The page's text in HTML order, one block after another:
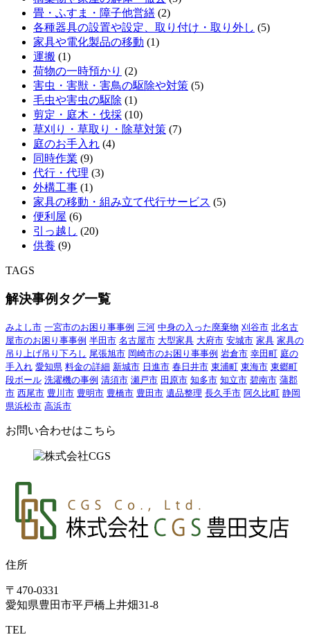
畳・ふすま・障子他営繕 (2)
各種器具の設置や設定、取り付け・取り外し (5)
家具や電化製品の移動 (1)
運搬 (1)
荷物の一時預かり (2)
害虫・害獣・害鳥の駆除や対策 (5)
毛虫や害虫の駆除 (1)
剪定・庭木・伐採 (10)
草刈り・草取り・除草対策 (7)
庭のお手入れ (4)
同時作業 (9)
代行・代理 (3)
外構工事 (1)
家具の移動・組み立て代行サービス (5)
便利屋 (6)
引っ越し (20)
供養 (9)
TAGS
解決事例タグ一覧
みよし市 一宮市のお困り事事例 三河 中身の入った廃棄物 刈谷市 北名古
屋市のお困り事事例 半田市 名古屋市 大型家具 大府市 安城市 家具 家具の
吊り上げ吊り下ろし 尾張旭市 岡崎市のお困り事事例 岩倉市 幸田町 庭の
手入れ 愛知県 料金の詳細 新城市 日進市 春日井市 東浦町 東海市 東郷町
段ボール 洗濯機の事例 清須市 瀬戸市 田原市 知多市 知立市 碧南市 蒲郡
市 西尾市 豊川市 豊明市 豊橋市 豊田市 遺品整理 長久手市 阿久比町 静岡
県浜松市 高浜市
お問い合わせはこちら
住所
〒470-0331
愛知県豊田市平戸橋上井畑31-8
TEL